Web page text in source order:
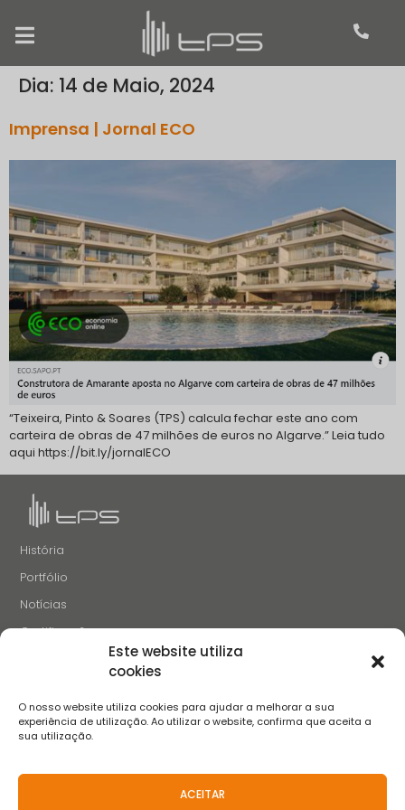
Este website utiliza
cookies
O nosso website utiliza cookies para ajudar a melhorar a sua
experiência de utilização. Ao utilizar o website, confirma que aceita a
sua utilização.
ACEITAR
Dia: 14 de Maio, 2024
Imprensa | Jornal ECO
“Teixeira, Pinto & Soares (TPS) calcula fechar este ano com
carteira de obras de 47 milhões de euros no Algarve.” Leia tudo
aqui https://bit.ly/jornalECO
História
Portfólio
Notícias
Certificações
SIGA-NOS
Aviso de Privacidade